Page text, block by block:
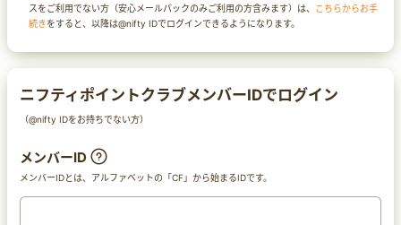
スをご利用でない方（安心メールパックのみご利用の方含みます）は、 こちらからお手
続きをすると、以降は@nifty IDでログインできるようになります。
ニフティポイントクラブメンバーIDでログイン
（@nifty IDをお持ちでない方）
メンバーID
メンバーIDとは、アルファベットの「CF」から始まるIDです。